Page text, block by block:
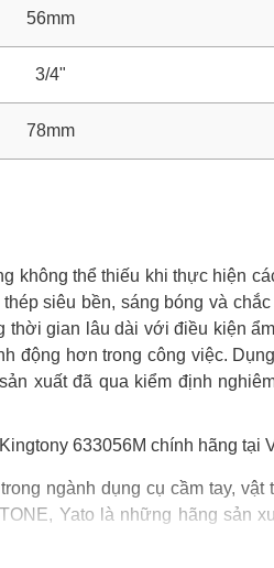
56mm
3/4"
78mm
không thể thiếu khi thực hiện
siêu bền, sáng bóng và chắc
thời gian lâu dài với điều kiện
động hơn trong công việc.
xuất đã qua kiểm định
633056M chính hãng tại
ngành dụng cụ cầm tay, vật
Yato là những hãng sản